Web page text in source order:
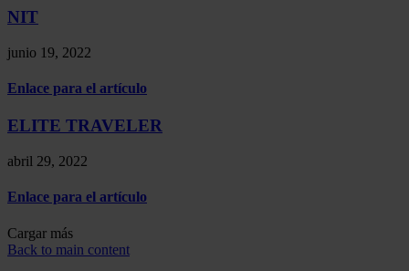
NIT
junio 19, 2022
Enlace para el artículo
ELITE TRAVELER
abril 29, 2022
Enlace para el artículo
Cargar más
Back to main content